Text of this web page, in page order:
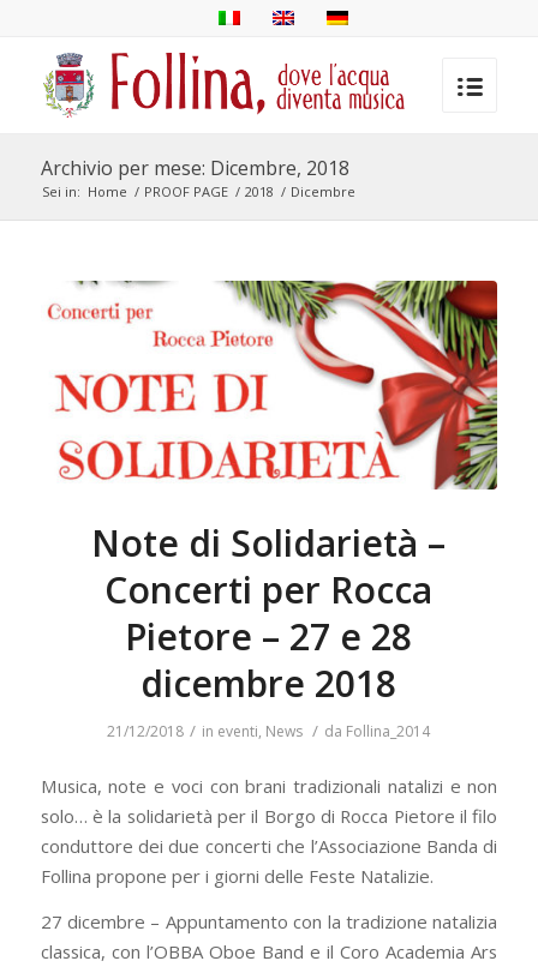
Archivio per mese: Dicembre, 2018
Sei in: Home / PROOF PAGE / 2018 / Dicembre
Note di Solidarietà –
Concerti per Rocca
Pietore – 27 e 28
dicembre 2018
21/12/2018 / in eventi, News / da Follina_2014
Musica, note e voci con brani tradizionali natalizi e non
solo… è la solidarietà per il Borgo di Rocca Pietore il filo
conduttore dei due concerti che l’Associazione Banda di
Follina propone per i giorni delle Feste Natalizie.
27 dicembre – Appuntamento con la tradizione natalizia
classica, con l’OBBA Oboe Band e il Coro Academia Ars